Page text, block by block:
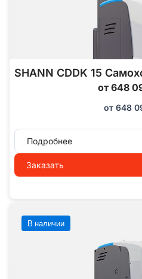
SHANN CDDK 15
от 648
от 648
Подробнее
Заказать
В наличии